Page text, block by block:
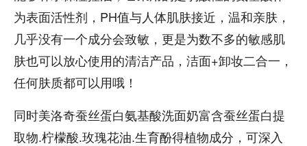
为表面活性剂，PH值与人体肌肤接近，温和亲肤，
几乎没有一个成分会致敏，更是为数不多的敏感肌
肤也可以放心使用的清洁产品，洁面+卸妆二合一，
任何肤质都可以用哦！
同时美洛奇蚕丝蛋白氨基酸洗面奶富含蚕丝蛋白提
取物.柠檬酸.玫瑰花油.生育酚得植物成分，可深入